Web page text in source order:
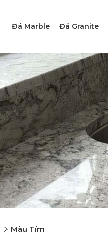
Đá Marble Đá Granite
Màu Tím